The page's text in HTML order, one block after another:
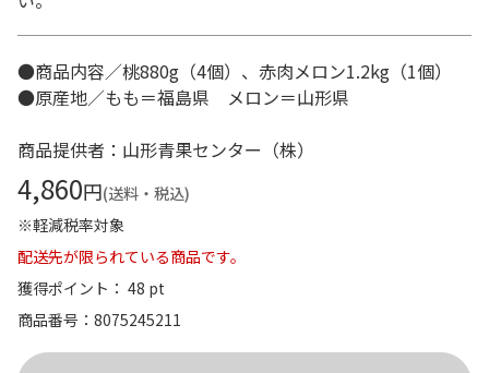
●商品内容／桃880g（4個）、赤肉メロン1.2kg（1個）
●原産地／もも＝福島県 メロン＝山形県
商品提供者：山形青果センター（株）
4,860円(送料・税込)
※軽減税率対象
配送先が限られている商品です。
獲得ポイント： 48 pt
商品番号
8075245211